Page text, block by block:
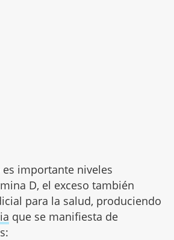
importante niveles
D, el exceso también
para la salud, produciendo
que se manifiesta de